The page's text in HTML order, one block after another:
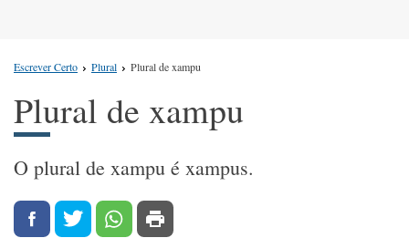
Escrever Certo Plural Plural de xampu
Plural de xampu
O plural de xampu é xampus.